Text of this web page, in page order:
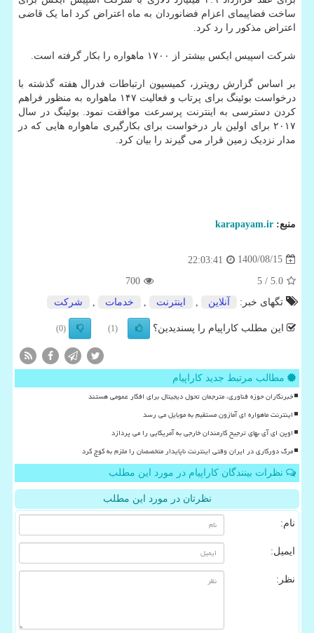
ساخت فضاپیمای اعزام فضانوردان به ماه اعتراض کرد اما یک قاضی
اعتراض مذکور را رد کرد.
شرکت اسپیس ایکس بیشتر از ۱۷۰۰ ماهواره را بکار گرفته است.
بر اساس گزارش رویترز، کمیسیون ارتباطات فدرال هفته گذشته با
درخواست بوئینگ برای پرتاب و فعالیت ۱۴۷ ماهواره به منظور فراهم
کردن دسترسی به اینترنت پرسرعت موافقت نمود. بوئینگ در سال
۲۰۱۷ برای اولین بار درخواست برای بکارگیری ماهواره هایی که در
مدار نزدیک زمین قرار می گیرند را بیان کرد.
منبع: karapayam.ir
1400/08/15
22:03:41
5.0
/ 5
700
تگهای خبر:
آنلاین اینترنت خدمات شركت
این مطلب کاراپیام را پسندیدین؟ (1)
(0)
مطالب مرتبط جدید کاراپیام
خبرنگاران حوزه فناوری، مترجمان تحول دیجیتال برای افکار عمومی هستند
اینترنت ماهواره ای آمازون مستقیم به موبایل می رسد
اوپن ای آی بهای ترجیح کارمندان خارجی به آمریکایی را می پردازد
مرگ دورکاری در ایران وقتی اینترنت ناپایدار متخصصان را ملزم به کوچ کرد
نظرات بینندگان کاراپیام در مورد این مطلب
نظرتان در مورد این مطلب
نام:
ایمیل:
نظر: